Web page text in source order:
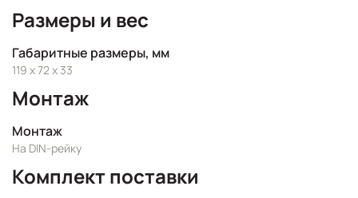
Размеры и вес
Габаритные размеры, мм
119 x 72 x 33
Монтаж
Монтаж
На DIN-рейку
Комплект поставки